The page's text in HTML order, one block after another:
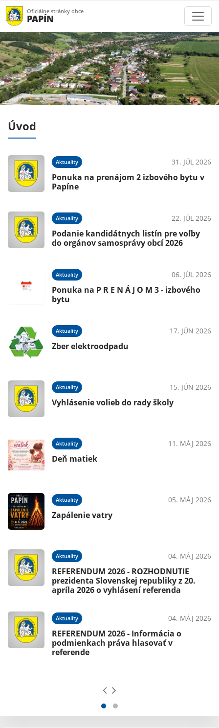
Oficiálne stránky obce
PAPÍN
Úvod
Aktuality 31. JÚL 2026
Ponuka na prenájom 2 izbového bytu v
Papíne
Aktuality 22. JÚL 2026
Podanie kandidátnych listín pre voľby
do orgánov samosprávy obcí 2026
Aktuality 06. JÚL 2026
Ponuka na P R E N Á J O M 3 - izbového
bytu
Aktuality 17. JÚN 2026
Zber elektroodpadu
Aktuality 15. JÚN 2026
Vyhlásenie volieb do rady školy
Aktuality 11. MÁJ 2026
Deň matiek
Aktuality 05. MÁJ 2026
Zapálenie vatry
Aktuality 04. MÁJ 2026
REFERENDUM 2026 - ROZHODNUTIE
prezidenta Slovenskej republiky z 20.
apríla 2026 o vyhlásení referenda
Aktuality 04. MÁJ 2026
REFERENDUM 2026 - Informácia o
podmienkach práva hlasovať v
referende